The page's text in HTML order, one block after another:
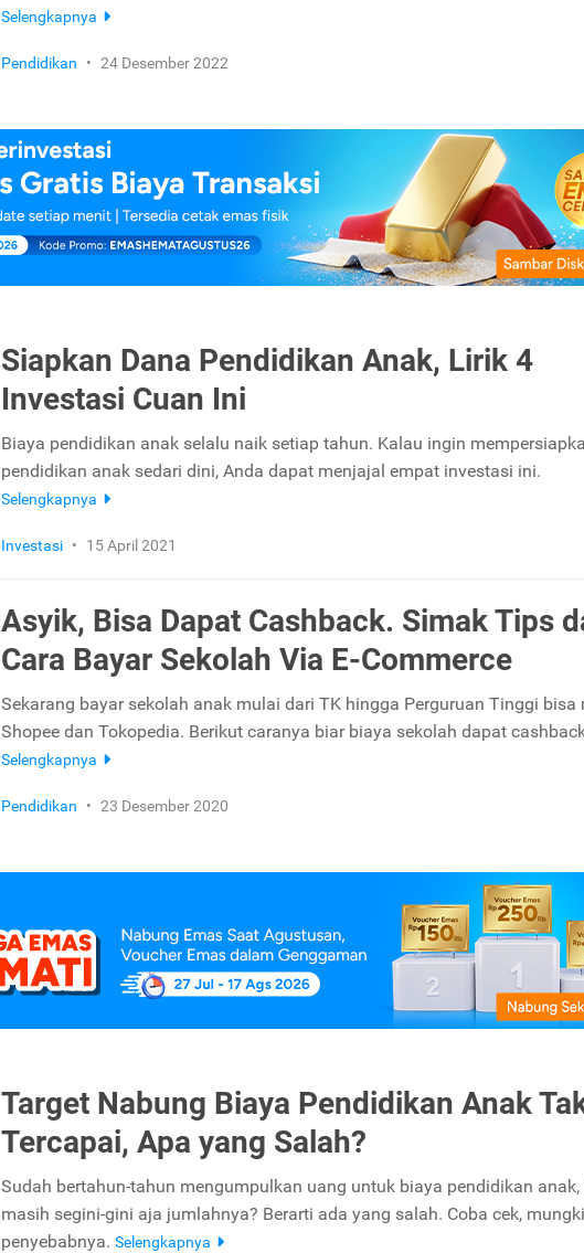
Selengkapnya
Pendidikan • 24 Desember 2022
Siapkan Dana Pendidikan Anak, Lirik 4
Investasi Cuan Ini
Biaya pendidikan anak selalu naik setiap tahun. Kalau ingin
pendidikan anak sedari dini, Anda dapat menjajal empat investasi ini.
Selengkapnya
Investasi • 15 April 2021
Asyik, Bisa Dapat Cashback. Simak Tips
Cara Bayar Sekolah Via E-Commerce
Sekarang bayar sekolah anak mulai dari TK hingga Perguruan Tinggi bisa
Shopee dan Tokopedia. Berikut caranya biar biaya sekolah dapat
Selengkapnya
Pendidikan • 23 Desember 2020
Target Nabung Biaya Pendidikan Anak
Tercapai, Apa yang Salah?
Sudah bertahun-tahun mengumpulkan uang untuk biaya pendidikan anak,
masih segini-gini aja jumlahnya? Berarti ada yang salah. Coba cek,
penyebabnya. Selengkapnya